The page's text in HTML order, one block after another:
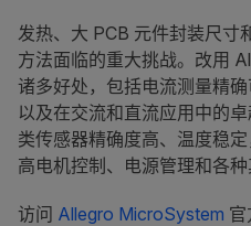
发热、大 PCB 元件封装尺寸
方法面临的重大挑战。改用
诸多好处，包括电流测量精
以及在交流和直流应用中的
类传感器精确度高、温度稳
高电机控制、电源管理和各种
访问 Allegro MicroSystem